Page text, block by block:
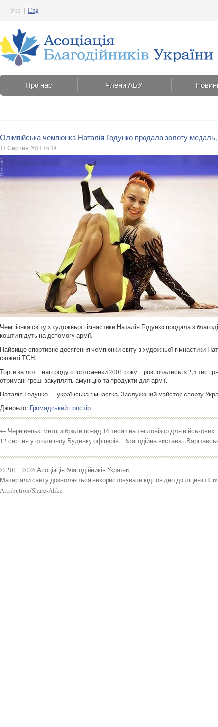
Укр | Eng
Про нас Члени АБУ
Олімпійська чемпіонка Наталія Годунко продала золоту
11 Серпня 2014 16:19
Чемпіонка світу з художньої гімнастики Наталія Годунко продала з
кошти підуть на допомогу армії.
Найвище спортивне досягення чемпіонки світу з художньої гімнастики
сюжеті ТСН.
Торги за лот – нагороду спортсменки 2001 року – розпочались із 2,5 тис
отримані гроші закуплять амуніцію та продукти для армії.
Наталія Годунко — українська гімнастка, Заслужений майстер спорту
Джерело: Громадський простір
← Чернівецькі митці зібрали понад 16 тисяч на тепловізор для військових
12 серпня у столичноу Будинку офіцерів – благодійна вистава
© 2011-2026 Асоціація благодійників України
Матеріали сайту дозволяється використовувати відповідно до ліцензії
Attribution/Share-Alike